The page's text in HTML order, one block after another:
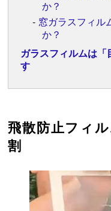
か？
窓ガラスフィル
か？
ガラスフィルムは
す
飛散防止フィ
割